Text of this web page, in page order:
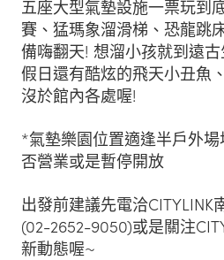
五座大型氣墊設施一票玩到
賽、猛瑪象溜滑梯、恐龍跳
備嗨翻天! 想溜小孩就到遠
假日還有酷炫的飛天小丑魚
沒於館內各處喔!
*氣墊樂園位置適逢半戶外
否營業或是暫停開放
出發前建議先電洽CITYLINK
(02-2652-9050)或是關注
新動態喔~